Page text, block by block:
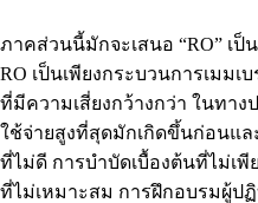
ภาคส่วนนี้มักจะเสนอ “RO” เ
RO เป็นเพียงกระบวนการเมม
ที่มีความเสี่ยงกว้างกว่า ในทา
ใช้จ่ายสูงที่สุดมักเกิดขึ้นก่อนแล
ที่ไม่ดี การบำบัดเบื้องต้นที่ไม่เพี
ที่ไม่เหมาะสม การฝึกอบรมผู้ป